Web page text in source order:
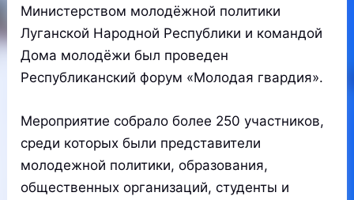
Министерством молодёжной политики
Луганской Народной Республики и командой
Дома молодёжи был проведен
Республиканский форум «Молодая гвардия».
Мероприятие собрало более 250 участников,
среди которых были представители
молодежной политики, образования,
общественных организаций, студенты и